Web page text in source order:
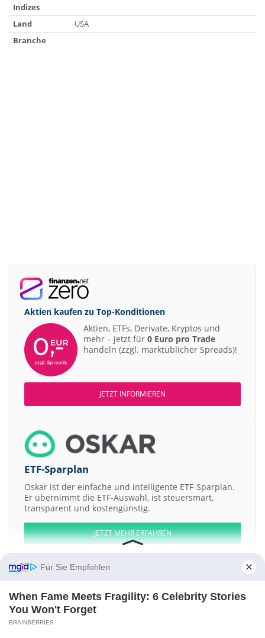
Indizes
Land
USA
Branche
Aktien kaufen zu Top-Konditionen
Aktien, ETFs, Derivate, Kryptos und
mehr – jetzt für 0 Euro pro Trade
handeln (zzgl. marktüblicher Spreads)!
JETZT INFORMIEREN
ETF-Sparplan
Oskar ist der einfache und intelligente ETF-Sparplan.
Er übernimmt die ETF-Auswahl, ist steuersmart,
transparent und kostengünstig.
JETZT MEHR ERFAHREN
Aktien ATX DAX EuroStoxx 50 Dow Jones NASDAQ 100 Nikkei 225
Für Sie Empfohlen
When Fame Meets Fragility: 6 Celebrity Stories
You Won't Forget
BRAINBERRIES